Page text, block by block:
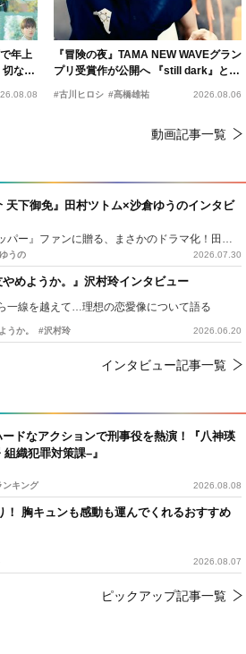
ドなアクションで刑事役を熱演！『八神瑛
織犯罪対策課–』
キング 2026.08.08
！ 胸キュンも感動も運んでくれるおすすめ
2026.08.07
ピックアップ記事一覧
年上
ない
『冒険の夜』TAMA NEW WAVEグラン
プリ受賞作が公開へ 『still dark』と同
時上映決定
#古川ヒロシ #髙橋雄祐 2026.08.06
動画記事一覧
天下御免』田村ツトム×沙倉ゆうのインタビ
『侍タイムスリッパー』ファンに贈る、まさかのドラマ化！田村ツトム×沙倉ゆうのが語る『心配無用ノ介』撮影秘話
うの 2026.07.30
やめようか。』沢村玲インタビュー
一線を越えて…理想の恋愛像について語る
うか。 #沢村玲 2026.06.20
インタビュー記事一覧